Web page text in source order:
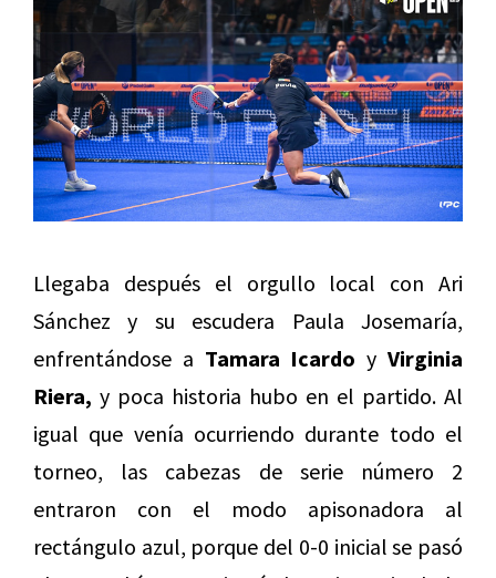
Llegaba después el orgullo local con Ari
Sánchez y su escudera Paula Josemaría,
enfrentándose a Tamara Icardo yVirginia
Riera, y poca historia hubo en el partido. Al
igual que venía ocurriendo durante todo el
torneo, las cabezas de serie número 2
entraron con el modo apisonadora al
rectángulo azul, porque del 0-0 inicial se pasó